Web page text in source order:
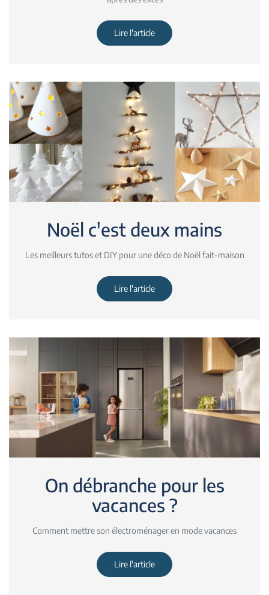
Lire l'article
Noël c'est deux mains
Les meilleurs tutos et DIY pour une déco de Noël fait-maison
Lire l'article
On débranche pour les
vacances ?
Comment mettre son électroménager en mode vacances
Lire l'article